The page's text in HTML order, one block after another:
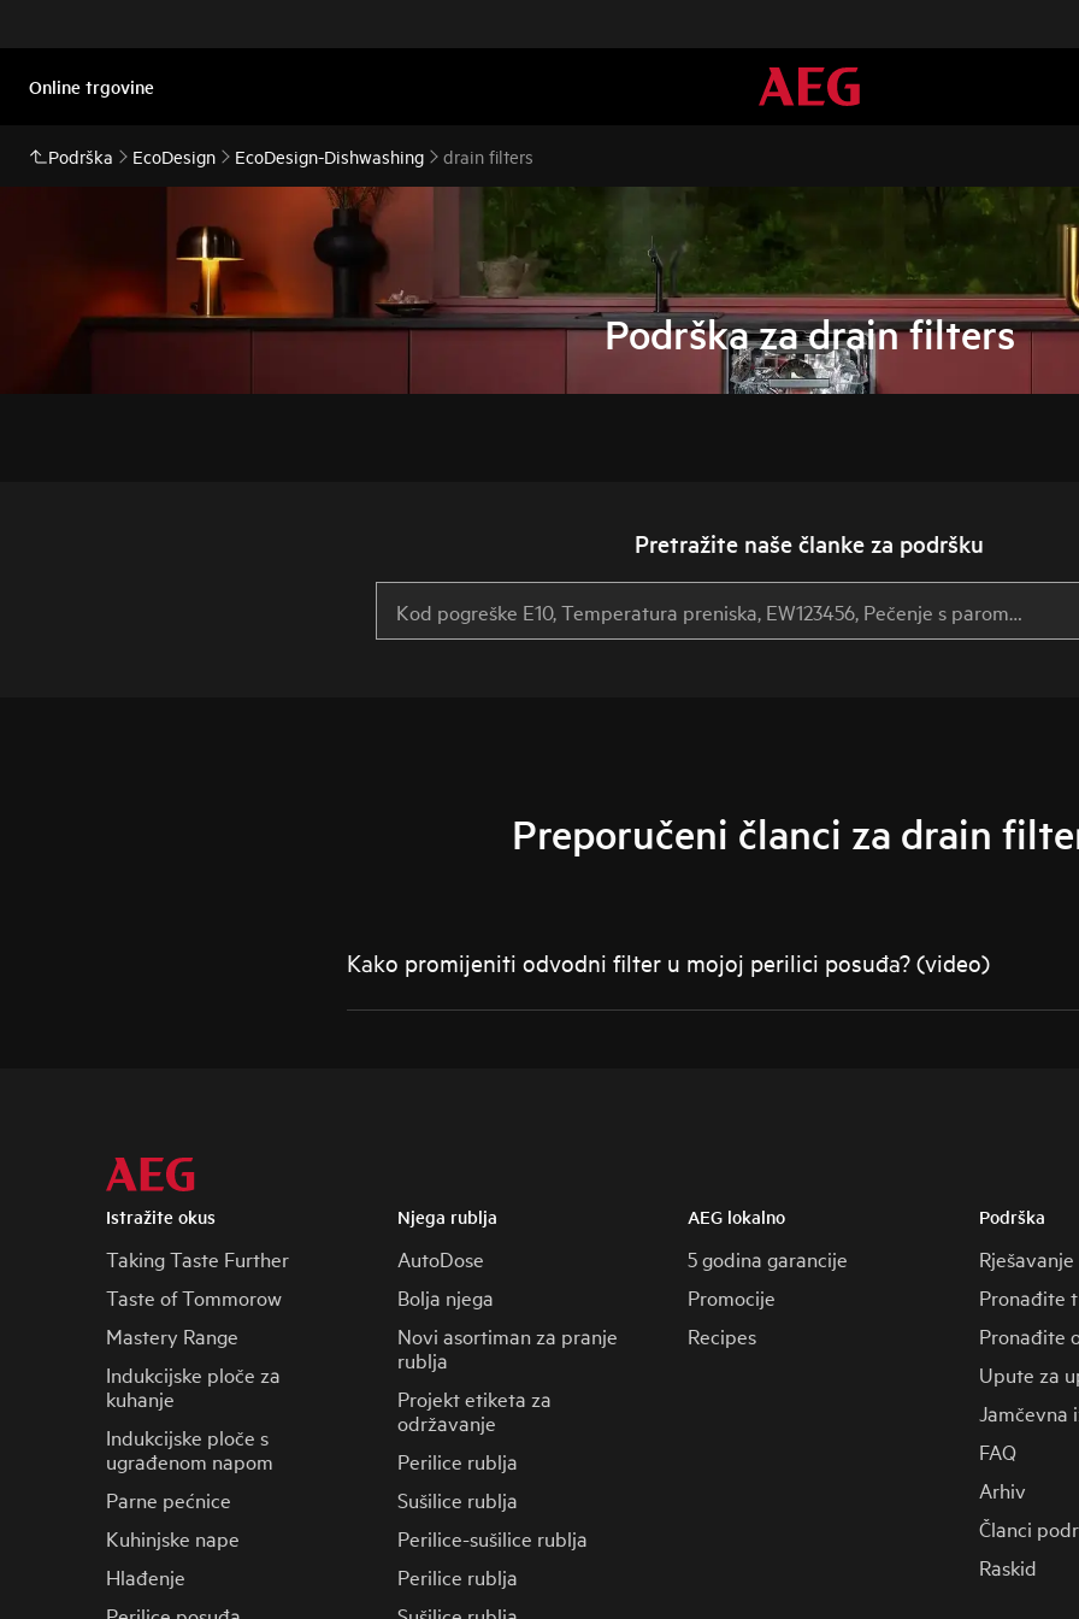
Online trgovine
Podrška EcoDesign EcoDesign-Dishwashing drain filters
Podrška za drain filters
Pretražite naše članke za podršku
Preporučeni članci za drain
Kako promijeniti odvodni filter u mojoj perilici posuđa? (video)
Istražite okus
Taking Taste Further
Taste of Tommorow
Mastery Range
Indukcijske ploče za
kuhanje
Indukcijske ploče s
ugrađenom napom
Parne pećnice
Kuhinjske nape
Hlađenje
Njega rublja
AutoDose
Bolja njega
Novi asortiman za pranje
rublja
Projekt etiketa za
održavanje
Perilice rublja
Sušilice rublja
Perilice-sušilice rublja
Perilice rublja
AEG lokalno
5 godina garancije
Promocije
Recipes
Podrška
Pronađite
Pronađite
Upute za
Jamčevna
FAQ
Arhiv
Članci
Raskid